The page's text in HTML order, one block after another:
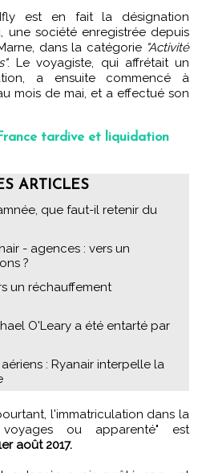
est en fait la désignation
une société enregistrée depuis
dans la catégorie "Activité
. Le voyagiste, qui affrétait un
a ensuite commencé à
mois de mai, et a effectué son
tardive et liquidation
ARTICLES
que faut-il retenir du
- agences : vers un
?
un réchauffement
O'Leary a été entarté par
: Ryanair interpelle la
ou apparenté" est
août 2017.